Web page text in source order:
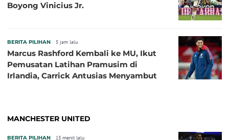
Boyong Vinicius Jr.
BERITA PILIHAN 5 jam lalu
Marcus Rashford Kembali ke MU, Ikut
Pemusatan Latihan Pramusim di
Irlandia, Carrick Antusias Menyambut
MANCHESTER UNITED
BERITA PILIHAN 13 menit lalu